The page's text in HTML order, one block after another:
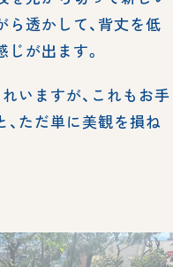
透かして、背丈を低
が出ます。
いますが、これもお手
ただ単に美観を損ね